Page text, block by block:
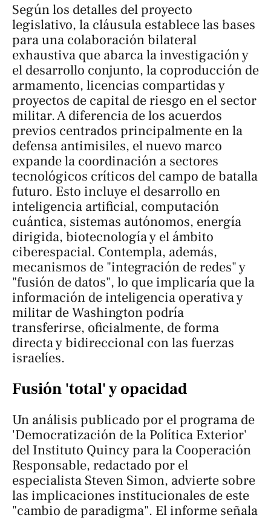
Según los detalles del proyecto
legislativo, la cláusula establece las bases
para una colaboración bilateral
exhaustiva que abarca la investigación y
el desarrollo conjunto, la coproducción de
armamento, licencias compartidas y
proyectos de capital de riesgo en el sector
militar. A diferencia de los acuerdos
previos centrados principalmente en la
defensa antimisiles, el nuevo marco
expande la coordinación a sectores
tecnológicos críticos del campo de batalla
futuro. Esto incluye el desarrollo en
inteligencia artificial, computación
cuántica, sistemas autónomos, energía
dirigida, biotecnología y el ámbito
ciberespacial. Contempla, además,
mecanismos de "integración de redes" y
"fusión de datos", lo que implicaría que la
información de inteligencia operativa y
militar de Washington podría
transferirse, oficialmente, de forma
directa y bidireccional con las fuerzas
israelíes.
Fusión 'total' y opacidad
Un análisis publicado por el programa de
'Democratización de la Política Exterior'
del Instituto Quincy para la Cooperación
Responsable, redactado por el
especialista Steven Simon, advierte sobre
las implicaciones institucionales de este
"cambio de paradigma". El informe señala